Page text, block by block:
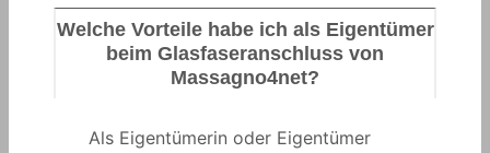
Welche Vorteile habe ich als Eigentümer
beim Glasfaseranschluss von
Massagno4net?
Als Eigentümerin oder Eigentümer